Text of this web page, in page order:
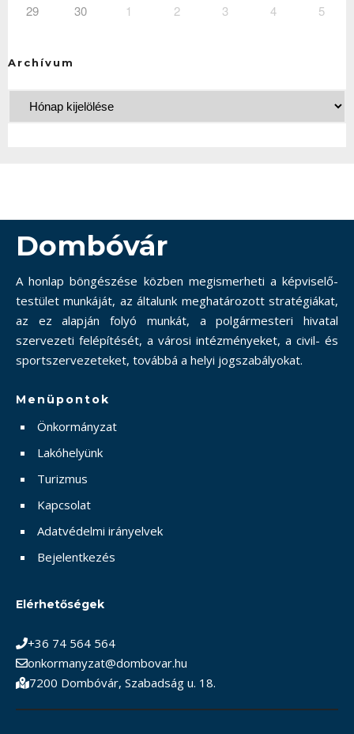
29 30 1 2 3 4 5
Archívum
Dombóvár
A honlap böngészése közben megismerheti a képviselő-
testület munkáját, az általunk meghatározott stratégiákat,
az ez alapján folyó munkát, a polgármesteri hivatal
szervezeti felépítését, a városi intézményeket, a civil- és
sportszervezeteket, továbbá a helyi jogszabályokat.
Menüpontok
Önkormányzat
Lakóhelyünk
Turizmus
Kapcsolat
Adatvédelmi irányelvek
Bejelentkezés
Elérhetőségek
+36 74 564 564
onkormanyzat@dombovar.hu
7200 Dombóvár, Szabadság u. 18.